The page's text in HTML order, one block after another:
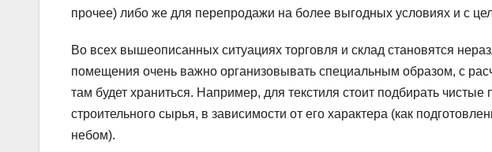
прочее) либо же для перепродажи на более выгодных условиях и с
Во всех вышеописанных ситуациях торговля и склад становятся
помещения очень важно организовывать специальным образом, с
там будет храниться. Например, для текстиля стоит подбирать
строительного сырья, в зависимости от его характера (как
небом).